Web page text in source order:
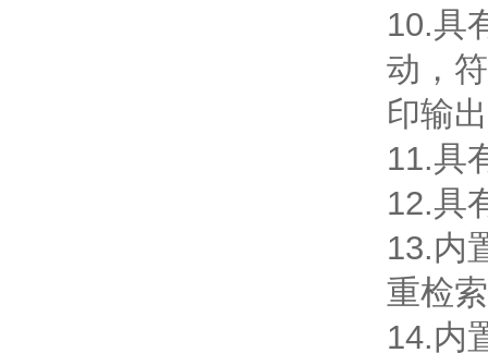
10.具
动，
印输
11.具
12.具
13.内
重检
14.内